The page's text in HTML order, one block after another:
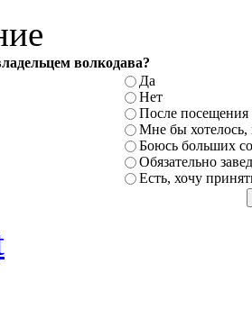
волкодава?
Да
Нет
После посещения
Мне бы
Боюсь больших
Обязательно
Есть, хочу